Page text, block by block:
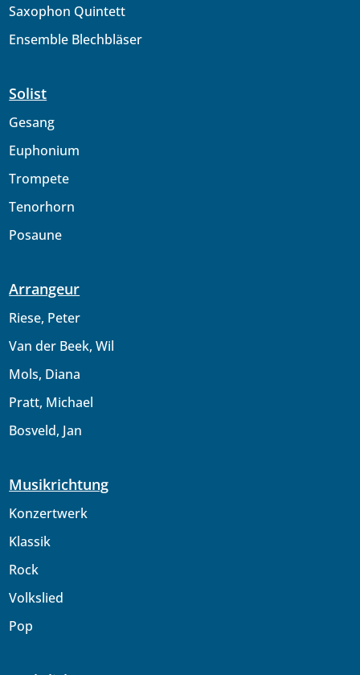
Saxophon Quintett
Ensemble Blechbläser
Solist
Gesang
Euphonium
Trompete
Tenorhorn
Posaune
Arrangeur
Riese, Peter
Van der Beek, Wil
Mols, Diana
Pratt, Michael
Bosveld, Jan
Musikrichtung
Konzertwerk
Klassik
Rock
Volkslied
Pop